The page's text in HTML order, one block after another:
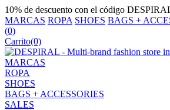
10% de descuento con el código
MARCAS ROPA SHOES BAGS +
(0)
Carrito(0)
MARCAS
ROPA
SHOES
BAGS + ACCESSORIES
SALES